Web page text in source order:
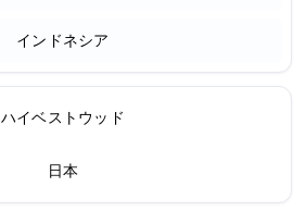
インドネシア
ハイベストウッド
日本